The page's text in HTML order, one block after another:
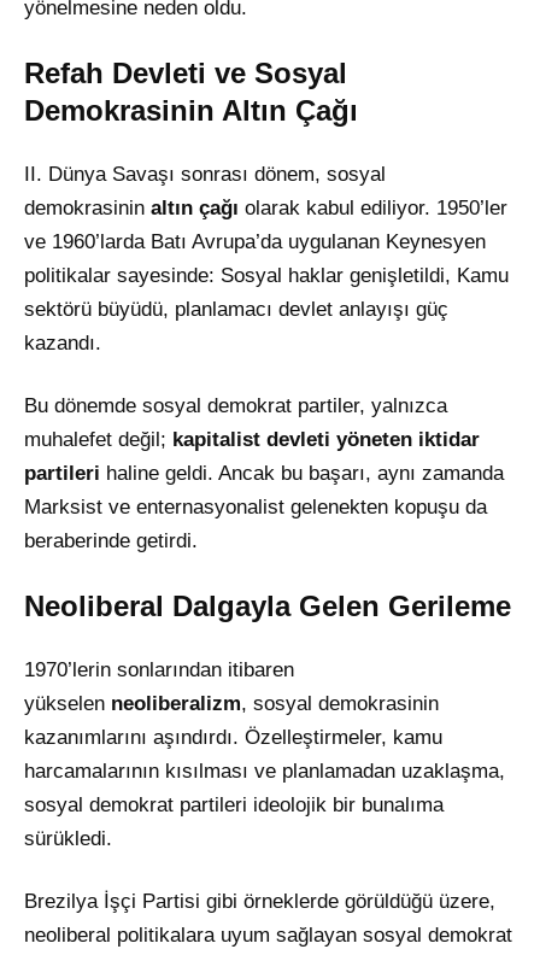
yönelmesine neden oldu.
Refah Devleti ve Sosyal
Demokrasinin Altın Çağı
II. Dünya Savaşı sonrası dönem, sosyal
demokrasinin altın çağı olarak kabul ediliyor. 1950’ler
ve 1960’larda Batı Avrupa’da uygulanan Keynesyen
politikalar sayesinde: Sosyal haklar genişletildi, Kamu
sektörü büyüdü, planlamacı devlet anlayışı güç
kazandı.
Bu dönemde sosyal demokrat partiler, yalnızca
muhalefet değil; kapitalist devleti yöneten iktidar
partileri haline geldi. Ancak bu başarı, aynı zamanda
Marksist ve enternasyonalist gelenekten kopuşu da
beraberinde getirdi.
Neoliberal Dalgayla Gelen Gerileme
1970’lerin sonlarından itibaren
yükselen neoliberalizm, sosyal demokrasinin
kazanımlarını aşındırdı. Özelleştirmeler, kamu
harcamalarının kısılması ve planlamadan uzaklaşma,
sosyal demokrat partileri ideolojik bir bunalıma
sürükledi.
Brezilya İşçi Partisi gibi örneklerde görüldüğü üzere,
neoliberal politikalara uyum sağlayan sosyal demokrat